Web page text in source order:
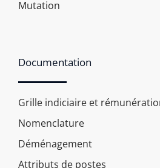
Mutation
Documentation
Grille indiciaire et
Nomenclature
Déménagement
Attributs de postes